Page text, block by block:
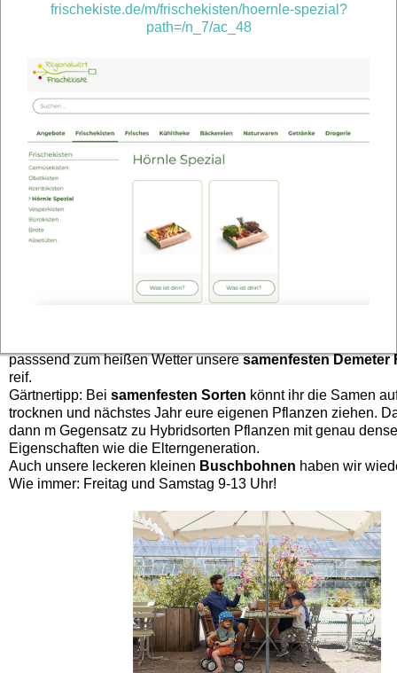
frischekiste.de/m/frischekisten/hoernle-spezial?
path=/n_7/ac_48